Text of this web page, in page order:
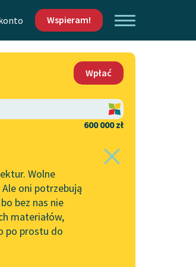
Wspieram!
Kontakt
O projekcie
Zasady wykorzystania
Wolnych Lektur
Logotypy
Materiały promocyjne
Wpłać
600 000 zł
Wolne
oni potrzebują
bez nas nie
materiałów,
po prostu do